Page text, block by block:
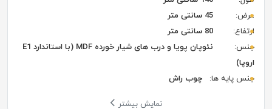
عرض:
45 سانتی متر
ارتفاع:
80 سانتی متر
جنس:
نئوپان پویا و درب های شیار خورده MDF (با استاندارد E1
اروپا)
جنس پایه ها:
چوب راش
نمایش بیشتر